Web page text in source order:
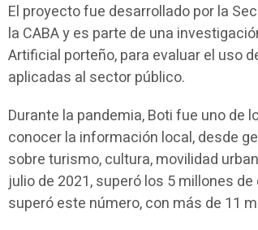
El proyecto fue desarrollado por la
la CABA y es parte de una
Artificial porteño, para evaluar el uso
aplicadas al sector público.
Durante la pandemia, Boti fue uno
conocer la información local, desde
sobre turismo, cultura, movilidad
julio de 2021, superó los 5 millones
superó este número, con más de 11